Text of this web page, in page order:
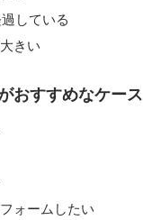
している
きい
おすすめなケース
ォームしたい